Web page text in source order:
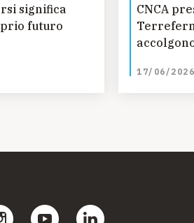
significa
futuro
CNCA
17/06/2026